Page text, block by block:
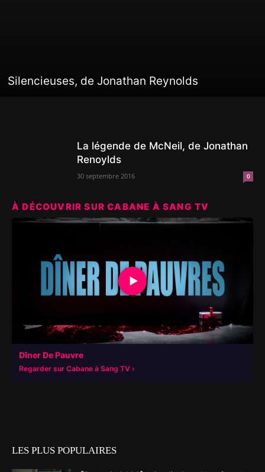
Silencieuses, de Jonathan Reynolds
La légende de McNeil, de Jonathan
Renoylds
30 septembre 2016 0
À DÉCOUVRIR SUR CABANE À SANG TV
▶
Dîner De Pauvre
Regarder sur Cabane à Sang TV
LES PLUS POPULAIRES